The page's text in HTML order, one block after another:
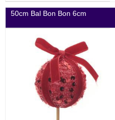
50cm Bal Bon Bon 6cm